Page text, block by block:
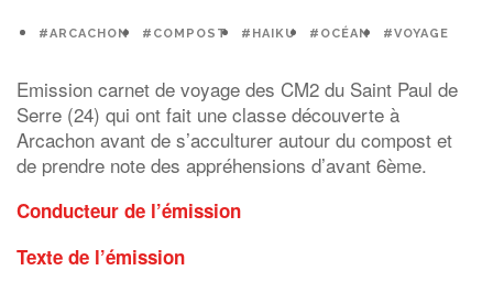
#ARCACHON #COMPOST #HAIKU #OCÉAN #VOYAGE
Emission carnet de voyage des CM2 du Saint Paul de
Serre (24) qui ont fait une classe découverte à
Arcachon avant de s’acculturer autour du compost et
de prendre note des appréhensions d’avant 6ème.
Conducteur de l’émission
Texte de l’émission